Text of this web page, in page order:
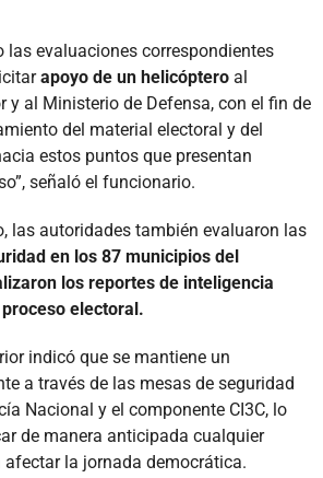
las evaluaciones correspondientes
apoyo de un helicóptero al
y al Ministerio de Defensa, con el fin de
del material electoral y del
estos puntos que presentan
señaló el funcionario.
las autoridades también evaluaron las
en los 87 municipios del
los reportes de inteligencia
electoral.
indicó que se mantiene un
a través de las mesas de seguridad
Nacional y el componente CI3C, lo
de manera anticipada cualquier
la jornada democrática.